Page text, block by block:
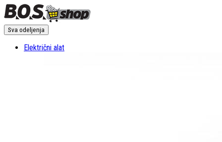
Sva odeljenja
Električni alat